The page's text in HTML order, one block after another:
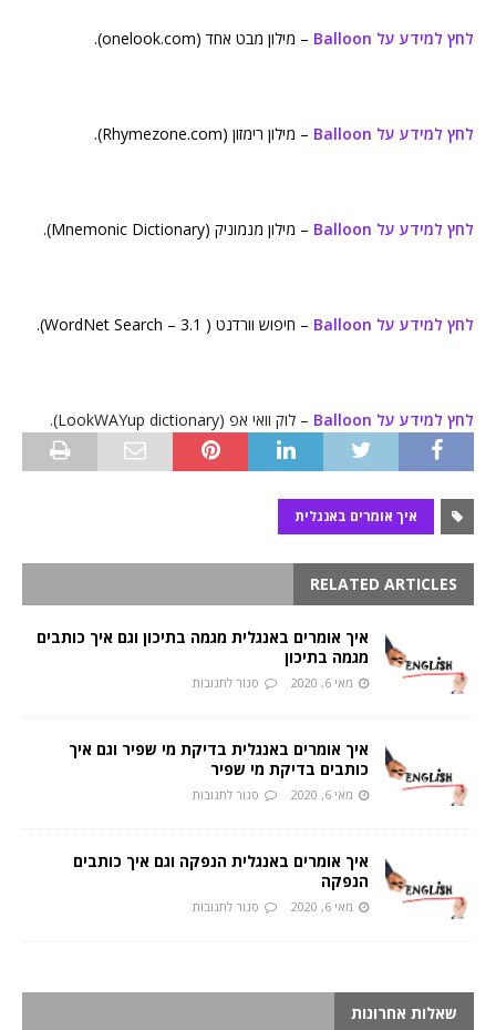
לחץ למידע על Balloon – מילון מבט אחד (onelook.com).
לחץ למידע על Balloon – מילון רימזון (Rhymezone.com).
לחץ למידע על Balloon – מילון מנמוניק (Mnemonic Dictionary).
לחץ למידע על Balloon – חיפוש וורדנט ( WordNet Search – 3.1).
לחץ למידע על Balloon – לוק וואי אפ (LookWAYup dictionary).
איך אומרים באנגלית
RELATED ARTICLES
איך אומרים באנגלית מגמה בתיכון וגם איך כותבים
מגמה בתיכון
מאי 6, 2020 סגור לתגובות
איך אומרים באנגלית בדיקת מי שפיר וגם איך
כותבים בדיקת מי שפיר
מאי 6, 2020 סגור לתגובות
איך אומרים באנגלית הנפקה וגם איך כותבים
הנפקה
מאי 6, 2020 סגור לתגובות
שאלות אחרונות